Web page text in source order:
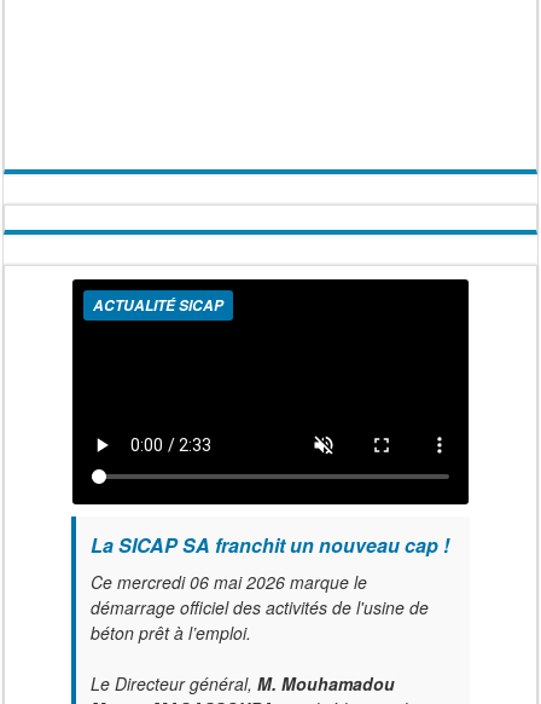
ACTUALITÉ SICAP
La SICAP SA franchit un nouveau cap !
Ce mercredi 06 mai 2026 marque le
démarrage officiel des activités de l'usine de
béton prêt à l’emploi.
Le Directeur général, M. Mouhamadou